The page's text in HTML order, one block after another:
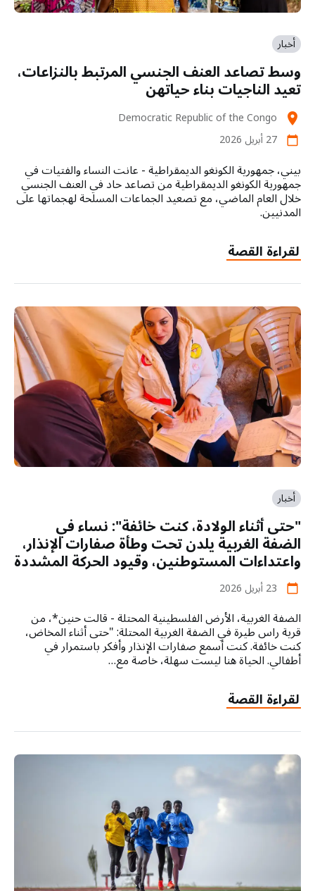
أخبار
وسط تصاعد العنف الجنسي المرتبط بالنزاعات،
تعيد الناجيات بناء حياتهن
location_on
Democratic Republic of the Congo
calendar_today 27 أبريل 2026
بيني، جمهورية الكونغو الديمقراطية - عانت النساء والفتيات في
جمهورية الكونغو الديمقراطية من تصاعد حاد في العنف الجنسي
خلال العام الماضي، مع تصعيد الجماعات المسلحة لهجماتها على
المدنيين.
لقراءة القصة
أخبار
"حتى أثناء الولادة، كنت خائفة": نساء في
الضفة الغربية يلدن تحت وطأة صفارات الإنذار،
واعتداءات المستوطنين، وقيود الحركة المشددة
calendar_today 23 أبريل 2026
الضفة الغربية، الأرض الفلسطينية المحتلة - قالت حنين*، من
قرية راس طيرة في الضفة الغربية المحتلة: "حتى أثناء المخاض،
كنت خائفة. كنت أسمع صفارات الإنذار وأفكر باستمرار في
أطفالي. الحياة هنا ليست سهلة، خاصة مع…
لقراءة القصة